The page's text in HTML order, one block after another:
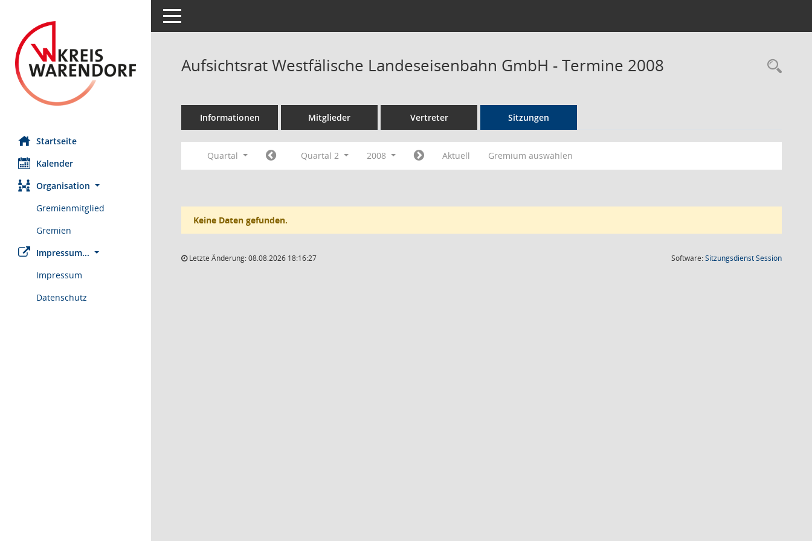
Startseite
Kalender
Organisation
Gremienmitglied
Gremien
Impressum...
Impressum
Datenschutz
Toggle navigation
Aufsichtsrat Westfälische Landeseisenbahn GmbH - Termine 2008
Informationen Mitglieder Vertreter Sitzungen
Quartal Quartal 2 2008 Aktuell Gremium auswählen
Keine Daten gefunden.
Letzte Änderung: 08.08.2026 18:16:27 Software:SitzungsdienstSession(Wird in